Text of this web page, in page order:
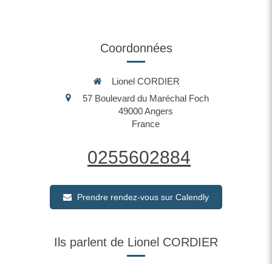
Coordonnées
Lionel CORDIER
57 Boulevard du Maréchal Foch
49000 Angers
France
0255602884
Prendre rendez-vous sur Calendly
Ils parlent de Lionel CORDIER